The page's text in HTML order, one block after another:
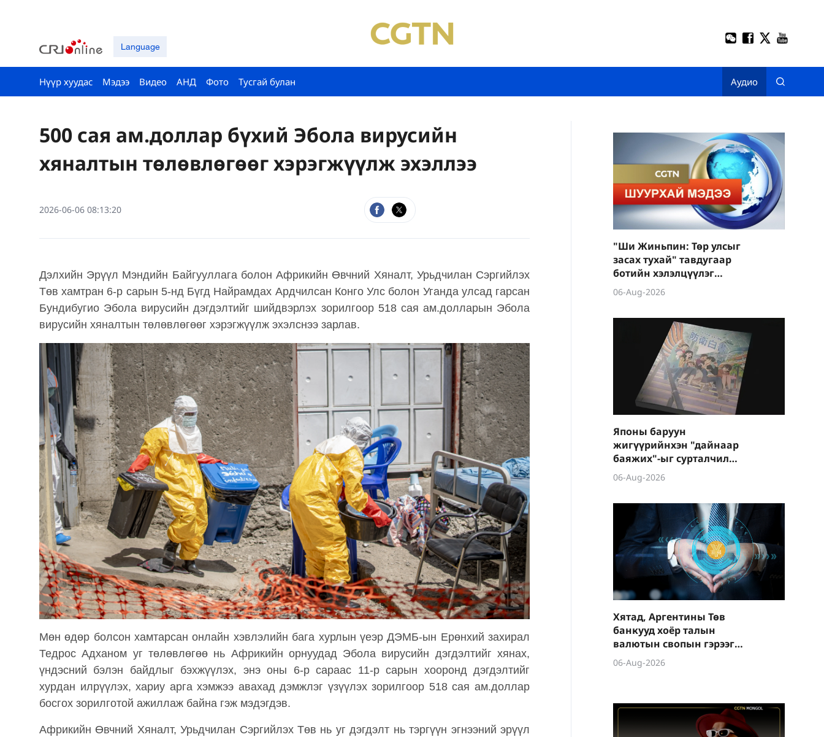
Language
Нүүр хуудас Мэдээ Видео АНД Фото Тусгай булан Аудио
500 сая ам.доллар бүхий Эбола вирусийн
хяналтын төлөвлөгөөг хэрэгжүүлж эхэллээ
2026-06-06 08:13:20
Дэлхийн Эрүүл Мэндийн Байгууллага болон Африкийн Өвчний Хяналт, Урьдчилан Сэргийлэх
Төв хамтран 6-р сарын 5-нд Бүгд Найрамдах Ардчилсан Конго Улс болон Уганда улсад гарсан
Бундибугио Эбола вирусийн дэгдэлтийг шийдвэрлэх зорилгоор 518 сая ам.долларын Эбола
вирусийн хяналтын төлөвлөгөөг хэрэгжүүлж эхэлснээ зарлав.
Мөн өдөр болсон хамтарсан онлайн хэвлэлийн бага хурлын үеэр ДЭМБ-ын Ерөнхий захирал
Тедрос Адханом уг төлөвлөгөө нь Африкийн орнуудад Эбола вирусийн дэгдэлтийг хянах,
үндэсний бэлэн байдлыг бэхжүүлэх, энэ оны 6-р сараас 11-р сарын хооронд дэгдэлтийг
хурдан илрүүлэх, хариу арга хэмжээ авахад дэмжлэг үзүүлэх зорилгоор 518 сая ам.доллар
босгох зорилготой ажиллаж байна гэж мэдэгдэв.
Африкийн Өвчний Хяналт, Урьдчилан Сэргийлэх Төв нь уг дэгдэлт нь тэргүүн эгнээний эрүүл
"Ши Жиньпин: Төр улсыг
засах тухай" тавдугаар
ботийн хэлэлцүүлэг
боллоо
06-Aug-2026
Японы баруун
жигүүрийнхэн "дайнаар
баяжих"-ыг сурталчилж
байна
06-Aug-2026
Хятад, Аргентины Төв
банкууд хоёр талын
валютын свопын гэрээг
шинэчиллээ
06-Aug-2026